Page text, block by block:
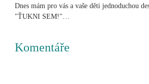
Dnes mám pro vás a vaše děti jednoduchou
"ŤUKNI SEM!"…
Komentáře